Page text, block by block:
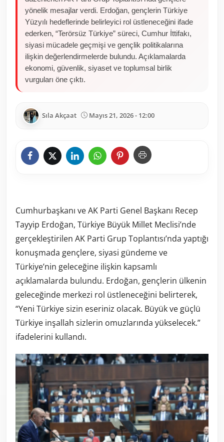
yönelik mesajlar verdi. Erdoğan, gençlerin Türkiye
Yüzyılı hedeflerinde belirleyici rol üstleneceğini ifade
ederken, “Terörsüz Türkiye” süreci, Cumhur İttifakı,
siyasi mücadele geçmişi ve gençlik politikalarına
ilişkin değerlendirmelerde bulundu. Açıklamalarda
ekonomi, güvenlik, siyaset ve toplumsal birlik
vurguları öne çıktı.
Sıla Akçaat Mayıs 21, 2026 - 12:00
Cumhurbaşkanı ve AK Parti Genel Başkanı Recep
Tayyip Erdoğan, Türkiye Büyük Millet Meclisi’nde
gerçekleştirilen AK Parti Grup Toplantısı’nda yaptığı
konuşmada gençlere, siyasi gündeme ve
Türkiye’nin geleceğine ilişkin kapsamlı
açıklamalarda bulundu. Erdoğan, gençlerin ülkenin
geleceğinde merkezi rol üstleneceğini belirterek,
“Yeni Türkiye sizin eseriniz olacak. Büyük ve güçlü
Türkiye inşallah sizlerin omuzlarında yükselecek.”
ifadelerini kullandı.